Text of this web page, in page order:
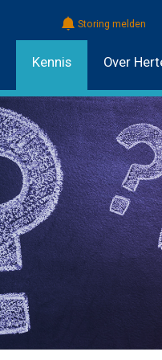
Kennis Over
Storing melden